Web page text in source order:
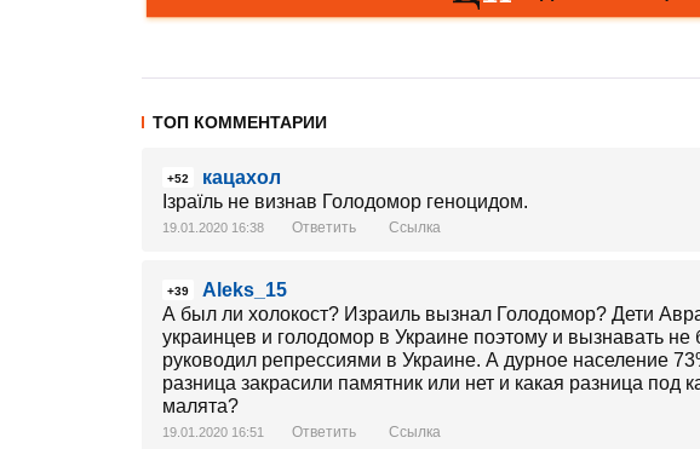
ТОП КОММЕНТАРИИ
+52
кацахол
Ізраїль не визнав Голодомор геноцидом.
19.01.2020 16:38 Ответить Ссылка
+39
Aleks_15
А был ли холокост? Израиль вызнал Голодомор? Дети
украинцев и голодомор в Украине поэтому и вызнавать не
руководил репрессиями в Украине. А дурное население
разница закрасили памятник или нет и какая разница под
малята?
19.01.2020 16:51 Ответить Ссылка